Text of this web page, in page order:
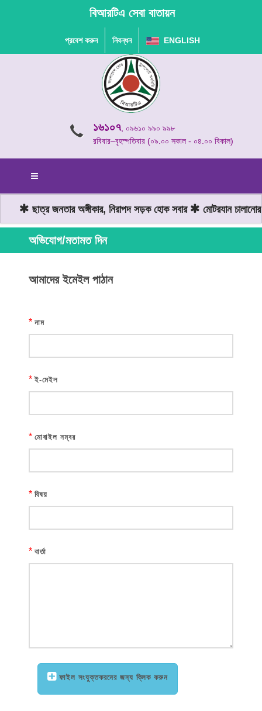
বিআরটিএ সেবা বাতায়ন
প্রবেশ করুন নিবন্ধন ENGLISH
১৬১০৭, ০৯৬১০ ৯৯০ ৯৯৮
রবিবার–বৃহস্পতিবার (০৯.০০ সকাল - ০৪.০০ বিকাল)
ছাত্র জনতার অঙ্গীকার, নিরাপদ সড়ক হোক সবার মোটরযান চালানোর
অভিযোগ/মতামত দিন
আমাদের ইমেইল পাঠান
* নাম
* ই-মেইল
* মোবাইল নম্বর
* বিষয়
* বার্তা
ফাইল সংযুক্তকরনের জন্য ক্লিক করুন